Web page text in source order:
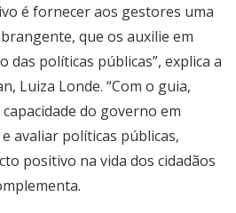
é fornecer aos gestores uma
que os auxilie em
das políticas públicas”, explica a
Luiza Londe. “Com o guia,
do governo em
avaliar políticas públicas,
positivo na vida dos cidadãos